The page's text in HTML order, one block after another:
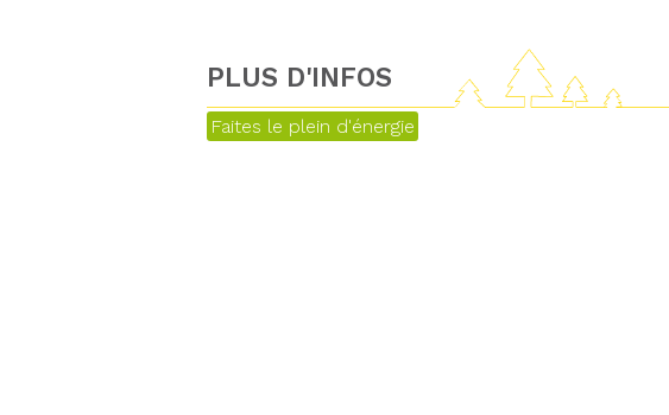
PLUS D'INFOS
Faites le plein d'énergie